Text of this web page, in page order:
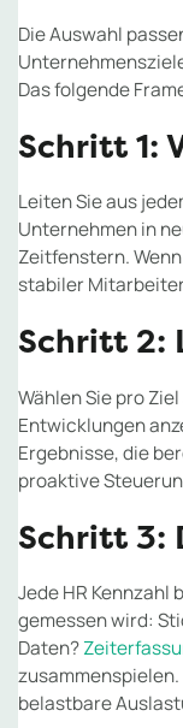
Die Auswahl
Das folgende
Schritt 1:
Leiten Sie aus
Unternehmen in
Zeitfenstern.
stabiler
Schritt 2:
Wählen Sie pro
Entwicklungen
Ergebnisse, die
proaktive
Schritt 3:
Jede HR
gemessen wird:
Daten?
belastbare